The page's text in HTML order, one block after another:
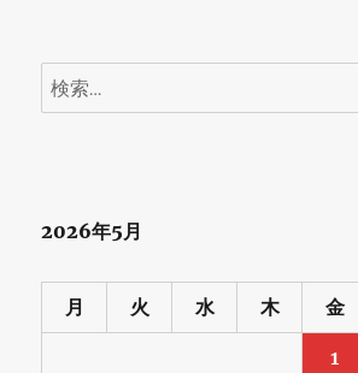
検
索:
2026年5月
月 火 水 木 金
1